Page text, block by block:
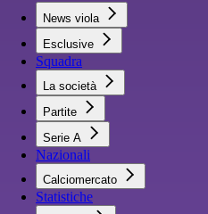
News viola
Esclusive
Squadra
La società
Partite
Serie A
Nazionali
Calciomercato
Statistiche